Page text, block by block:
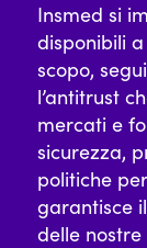
Insmed si
disponibili
scopo,
l’antitrust
mercati e
sicurezza,
politiche
garantisce
delle